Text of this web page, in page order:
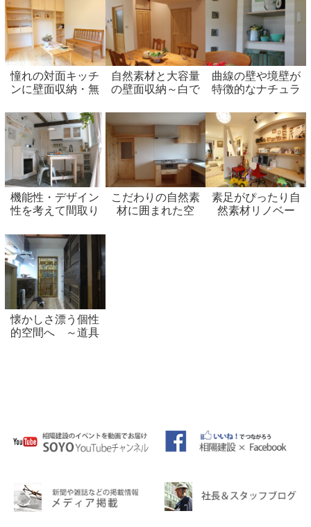
憧れの対面キッチ
ンに壁面収納・無
りがする家～
自然素材と大容量
の壁面収納～白で
無垢の木のやさし
い風合いが心地良
い空間～
曲線の壁や境壁が
特徴的なナチュラ
の部屋
機能性・デザイン
性を考えて間取り
ンしたフレンチカ
ントリースタイル
の部屋
こだわりの自然素
材に囲まれた空
素足がぴったり自
然素材リノベー
懐かしさ漂う個性
的空間へ ～道具